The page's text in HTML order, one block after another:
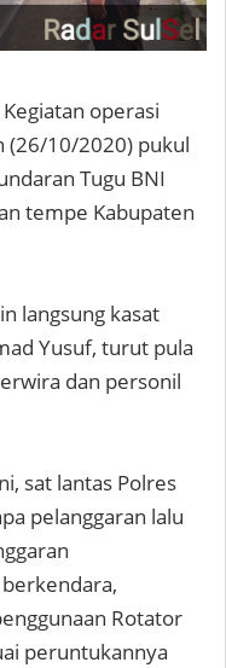
Kegiatan operasi
(26/10/2020) pukul
Tugu BNI
tempe Kabupaten
langsung kasat
Yusuf, turut pula
dan personil
sat lantas Polres
pelanggaran lalu
Rotator
peruntukannya